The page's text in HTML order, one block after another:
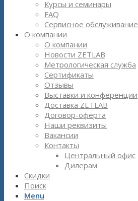
Курсы и семинары
FAQ
Сервисное обслуживание
О компании
О компании
Новости ZETLAB
Метрологическая служба
Сертификаты
Отзывы
Выставки и конференции
Доставка ZETLAB
Договор-оферта
Наши реквизиты
Вакансии
Контакты
Центральный офис
Дилерам
Скидки
Поиск
Menu